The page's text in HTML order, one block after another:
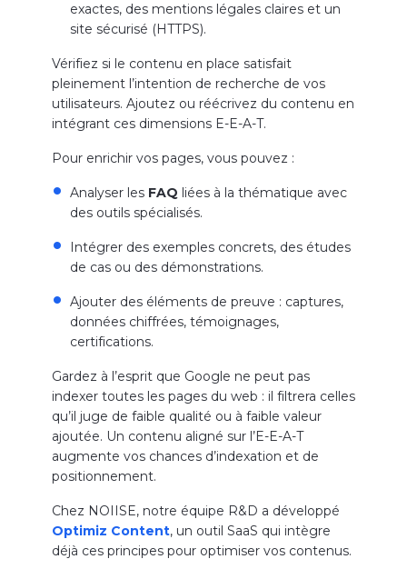
exactes, des mentions légales claires et un
site sécurisé (HTTPS).
Vérifiez si le contenu en place satisfait
pleinement l’intention de recherche de vos
utilisateurs. Ajoutez ou réécrivez du contenu en
intégrant ces dimensions E-E-A-T.
Pour enrichir vos pages, vous pouvez :
Analyser les FAQ liées à la thématique avec
des outils spécialisés.
Intégrer des exemples concrets, des études
de cas ou des démonstrations.
Ajouter des éléments de preuve : captures,
données chiffrées, témoignages,
certifications.
Gardez à l’esprit que Google ne peut pas
indexer toutes les pages du web : il filtrera celles
qu’il juge de faible qualité ou à faible valeur
ajoutée. Un contenu aligné sur l’E-E-A-T
augmente vos chances d’indexation et de
positionnement.
Chez NOIISE, notre équipe R&D a développé
Optimiz Content, un outil SaaS qui intègre
déjà ces principes pour optimiser vos contenus.